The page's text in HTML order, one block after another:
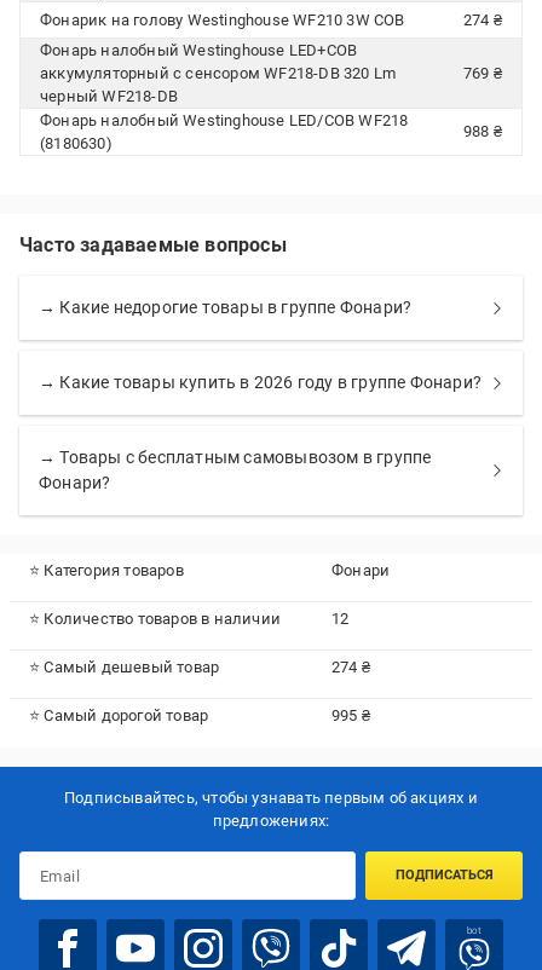
Фонарик на голову Westinghouse WF210 3W COB
274 ₴
Фонарь налобный Westinghouse LED+COB
аккумуляторный с сенсором WF218-DB 320 Lm
черный WF218-DB
769 ₴
Фонарь налобный Westinghouse LED/COB WF218
(8180630)
988 ₴
Часто задаваемые вопросы
→ Какие недорогие товары в группе Фонари?
→ Какие товары купить в 2026 году в группе Фонари?
→ Товары с бесплатным самовывозом в группе
Фонари?
⭐ Категория товаров Фонари
⭐ Количество товаров в наличии 12
⭐ Самый дешевый товар 274 ₴
⭐ Самый дорогой товар 995 ₴
Подписывайтесь, чтобы узнавать первым об акцияx и
предложениях:
ПОДПИСАТЬСЯ
bot